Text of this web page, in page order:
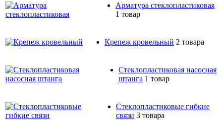
Арматура стеклопластиковая
1 товар
Крепеж кровельный 2 товара
Стеклопластиковая насосная
штанга 1 товар
Стеклопластиковые гибкие
связи 3 товара